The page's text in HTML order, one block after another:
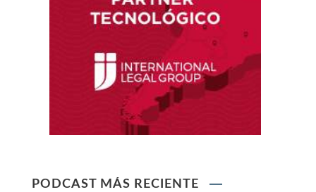
Ley que protege a la madre trabajadora
contra el despido arbitrario
Ley que modifica el TUO de la Ley del Sistema
PODCAST MÁS RECIENTE